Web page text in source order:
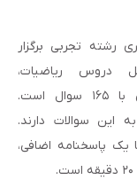
سراسری رشته تجربی برگزار
دروس ریاضیات،
زیست‌شناسی، فیزیک، شیمی و زمین‌شناسی با ۱۶۵ سوال است.
به این سوالات دارند.
یک پاسخنامه اضافی،